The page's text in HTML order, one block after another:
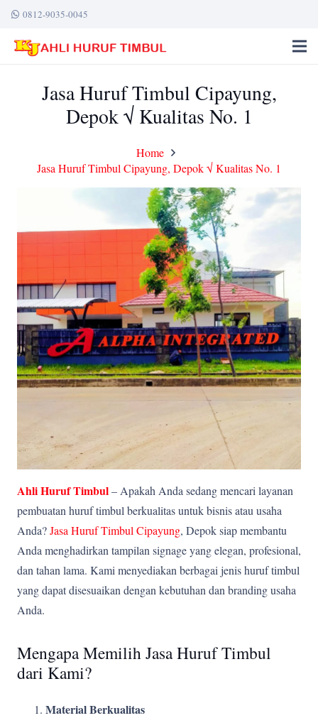
0812-9035-0045
Jasa Huruf Timbul Cipayung,
Depok √ Kualitas No. 1
Home
Jasa Huruf Timbul Cipayung, Depok √ Kualitas No. 1
Ahli Huruf Timbul– Apakah Anda sedang mencari layanan
pembuatan huruf timbul berkualitas untuk bisnis atau usaha
Anda?Jasa Huruf Timbul Cipayung, Depok siap membantu
Anda menghadirkan tampilan signage yang elegan, profesional,
dan tahan lama. Kami menyediakan berbagai jenis huruf timbul
yang dapat disesuaikan dengan kebutuhan dan branding usaha
Anda.
Mengapa Memilih Jasa Huruf Timbul
dari Kami?
Material Berkualitas